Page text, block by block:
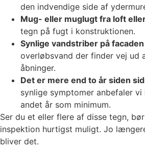
den indvendige side af
Mug- eller muglugt fra loft
tegn på fugt i konstruktionen.
Synlige vandstriber på
overløbsvand der finder vej ud
åbninger.
Det er mere end to år siden
synlige symptomer anbefaler
andet år som minimum.
Ser du et eller flere af disse tegn,
inspektion hurtigst muligt. Jo
bliver det.